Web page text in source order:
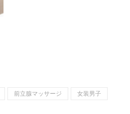
前立腺マッサージ 女装男子